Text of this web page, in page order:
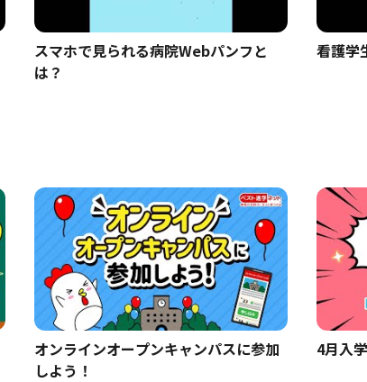
スマホで見られる病院Webパンフと
は？
看護学
オンラインオープンキャンパスに参加
しよう！
4月入